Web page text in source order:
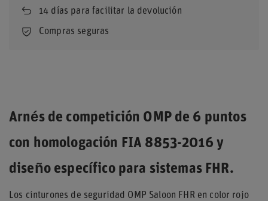
14 días para facilitar la devolución
Compras seguras
Arnés de competición OMP de 6 puntos
con homologación FIA 8853-2016 y
diseño específico para sistemas FHR.
Los cinturones de seguridad OMP Saloon FHR en color rojo